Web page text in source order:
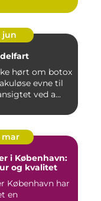
jun
hørt om botox
evne til
ved a...
mar
i København:
og kvalitet
København har
en